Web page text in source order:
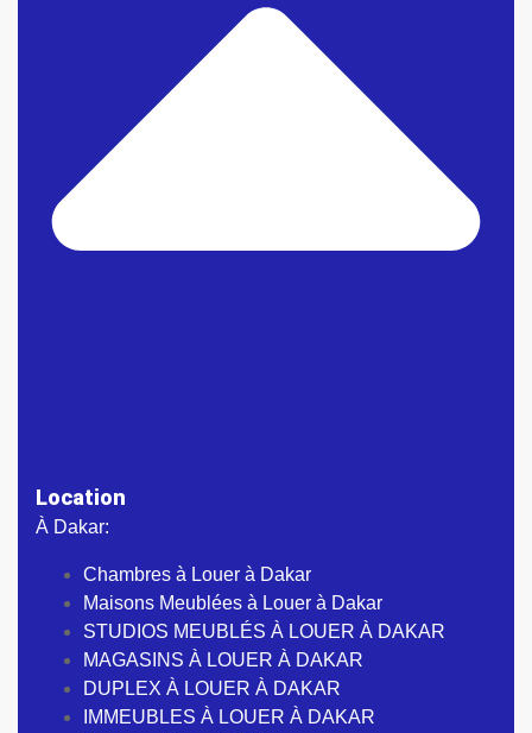
Location
À Dakar:
Chambres à Louer à Dakar
Maisons Meublées à Louer à Dakar
STUDIOS MEUBLÉS À LOUER À DAKAR
MAGASINS À LOUER À DAKAR
DUPLEX À LOUER À DAKAR
IMMEUBLES À LOUER À DAKAR